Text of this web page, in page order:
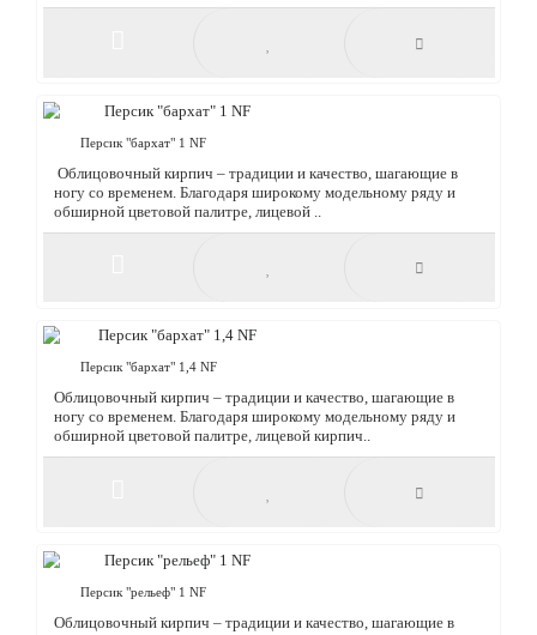
Облицовочный кирпич – традиции и качество, шагающие в
ногу со временем. Благодаря широкому модельному ряду и
обширной цветовой палитре, лицевой кирпич..
Персик 1,4 NF
Облицовочный кирпич – традиции и качество, шагающие в
ногу со временем. Благодаря широкому модельному ряду и